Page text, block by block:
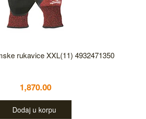
rukavice XXL(11) 4932471350
1,870.00
Dodaj u korpu